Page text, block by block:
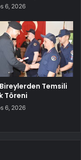
6, 2026
Temsili
Töreni
6, 2026